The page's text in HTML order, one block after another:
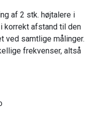
af 2 stk. højtalere i
korrekt afstand til den
ved samtlige målinger.
frekvenser, altså